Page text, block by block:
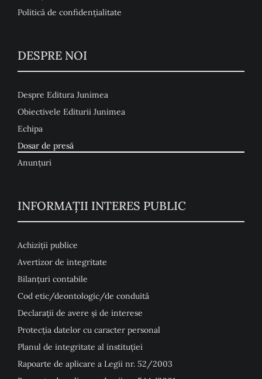
Politică de confidențialitate
DESPRE NOI
Despre Editura Junimea
Obiectivele Editurii Junimea
Echipa
Dosar de presă
Anunţuri
INFORMAȚII INTERES PUBLIC
Achiziții publice
Avertizor de integritate
Bilanțuri contabile
Cod etic/deontologic/de conduită
Declarații de avere și de interese
Protecția datelor cu caracter personal
Planul de integritate al instituției
Rapoarte de aplicare a Legii nr. 52/2003